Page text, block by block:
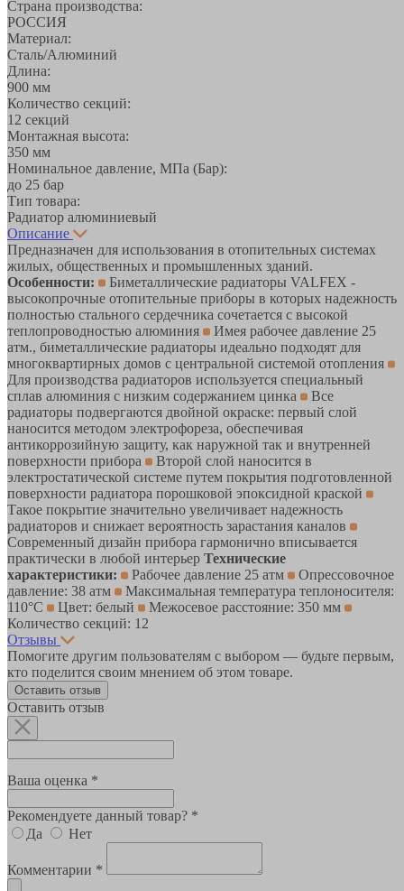
Страна производства:
РОССИЯ
Материал:
Сталь/Алюминий
Длина:
900 мм
Количество секций:
12 секций
Монтажная высота:
350 мм
Номинальное давление, МПа (Бар):
до 25 бар
Тип товара:
Радиатор алюминиевый
Описание
Предназначен для использования в отопительных системах
жилых, общественных и промышленных зданий.
Особенности:
Биметаллические радиаторы VALFEX -
высокопрочные отопительные приборы в которых надежность
полностью стального сердечника сочетается с высокой
теплопроводностью алюминия
Имея рабочее давление 25
атм., биметаллические радиаторы идеально подходят для
многоквартирных домов с центральной системой отопления
Для производства радиаторов используется специальный
сплав алюминия с низким содержанием цинка
Все
радиаторы подвергаются двойной окраске: первый слой
наносится методом электрофореза, обеспечивая
антикоррозийную защиту, как наружной так и внутренней
поверхности прибора
Второй слой наносится в
электростатической системе путем покрытия подготовленной
поверхности радиатора порошковой эпоксидной краской
Такое покрытие значительно увеличивает надежность
радиаторов и снижает вероятность зарастания каналов
Современный дизайн прибора гармонично вписывается
практически в любой интерьер Технические
характеристики:
Рабочее давление 25 атм
Опрессовочное
давление: 38 атм
Максимальная температура теплоносителя:
110°С
Цвет: белый
Межосевое расстояние: 350 мм
Количество секций: 12
Отзывы
Помогите другим пользователям с выбором — будьте первым,
кто поделится своим мнением об этом товаре.
Оставить отзыв
Оставить отзыв
Ваша оценка *
Рекомендуете данный товар? *
Да
Нет
Комментарии *